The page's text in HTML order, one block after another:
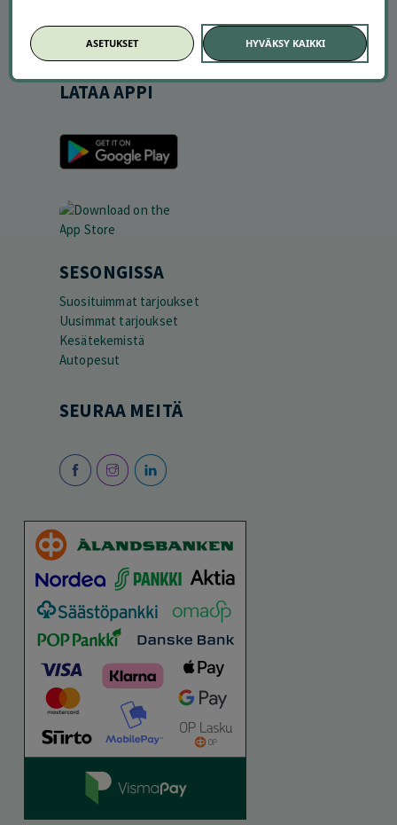
Vaikuttajayhteistyö
Partneriportaali
LATAA APPI
SESONGISSA
Suosituimmat tarjoukset
Uusimmat tarjoukset
Kesätekemistä
Autopesut
SEURAA MEITÄ
ASETUKSET HYVÄKSY KAIKKI